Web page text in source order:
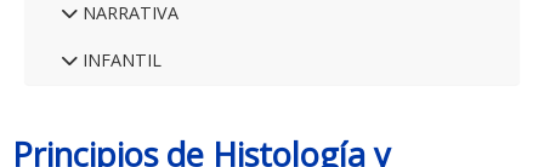
NARRATIVA
INFANTIL
Principios de Histología y